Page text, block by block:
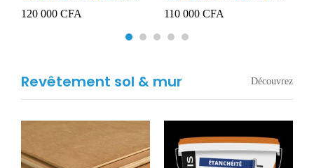
LED SMART VIDAA 40A4K
120 000 CFA
LED 43OD15
110 000 CFA
Revêtement sol & mur Découvrez